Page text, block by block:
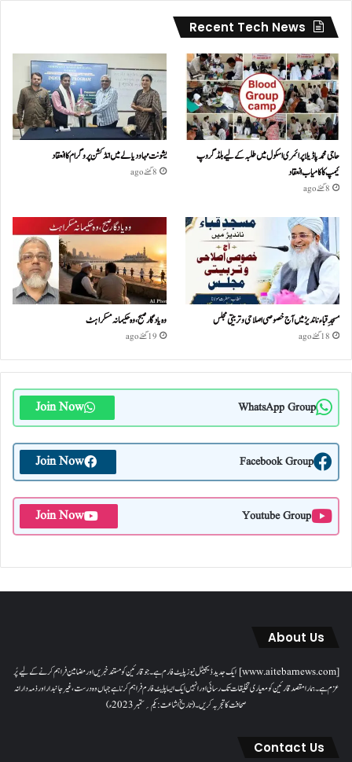
Recent Tech News
حاجی محمد پاڈیلا پرائمری اسکول میں طلبہ کے لیے بلڈ گروپ
کیمپ کا کامیاب انعقاد
8 گھنٹے ago
یشونت مہا ودیالے میں انڈکشن پروگرام کا انعقاد
8 گھنٹے ago
مسجدِ قباء ناندیڑ میں آج خصوصی اصلاحی و تربیتی مجلس
18 گھنٹے ago
وہ یادگار صبح، وہ حکیمانہ مسکراہٹ
19 گھنٹے ago
WhatsApp Group
Join Now
Facebook Group
Join Now
Youtube Group
Join Now
About Us
[www.aitebarnews.com] ایک جدید ڈیجیٹل نیوز پلیٹ فارم ہے۔ جو قارئین کو مستند خبریں اور مضامین فراہم کرنے کے لیے پُر
عزم ہے۔ ہمارا مقصدقارئین کو معیاری تخلیقات تک رسائی اور انہیں ایک ایسا پلیٹ فارم فراہم کرنا ہے جہاں وہ درست، غیر جانبدار اور ذمہ دارانہ
صحافت کا تجربہ کریں۔( تاریخ اشاعت : یکم؍ ستمبر 2023ء)
Contact Us